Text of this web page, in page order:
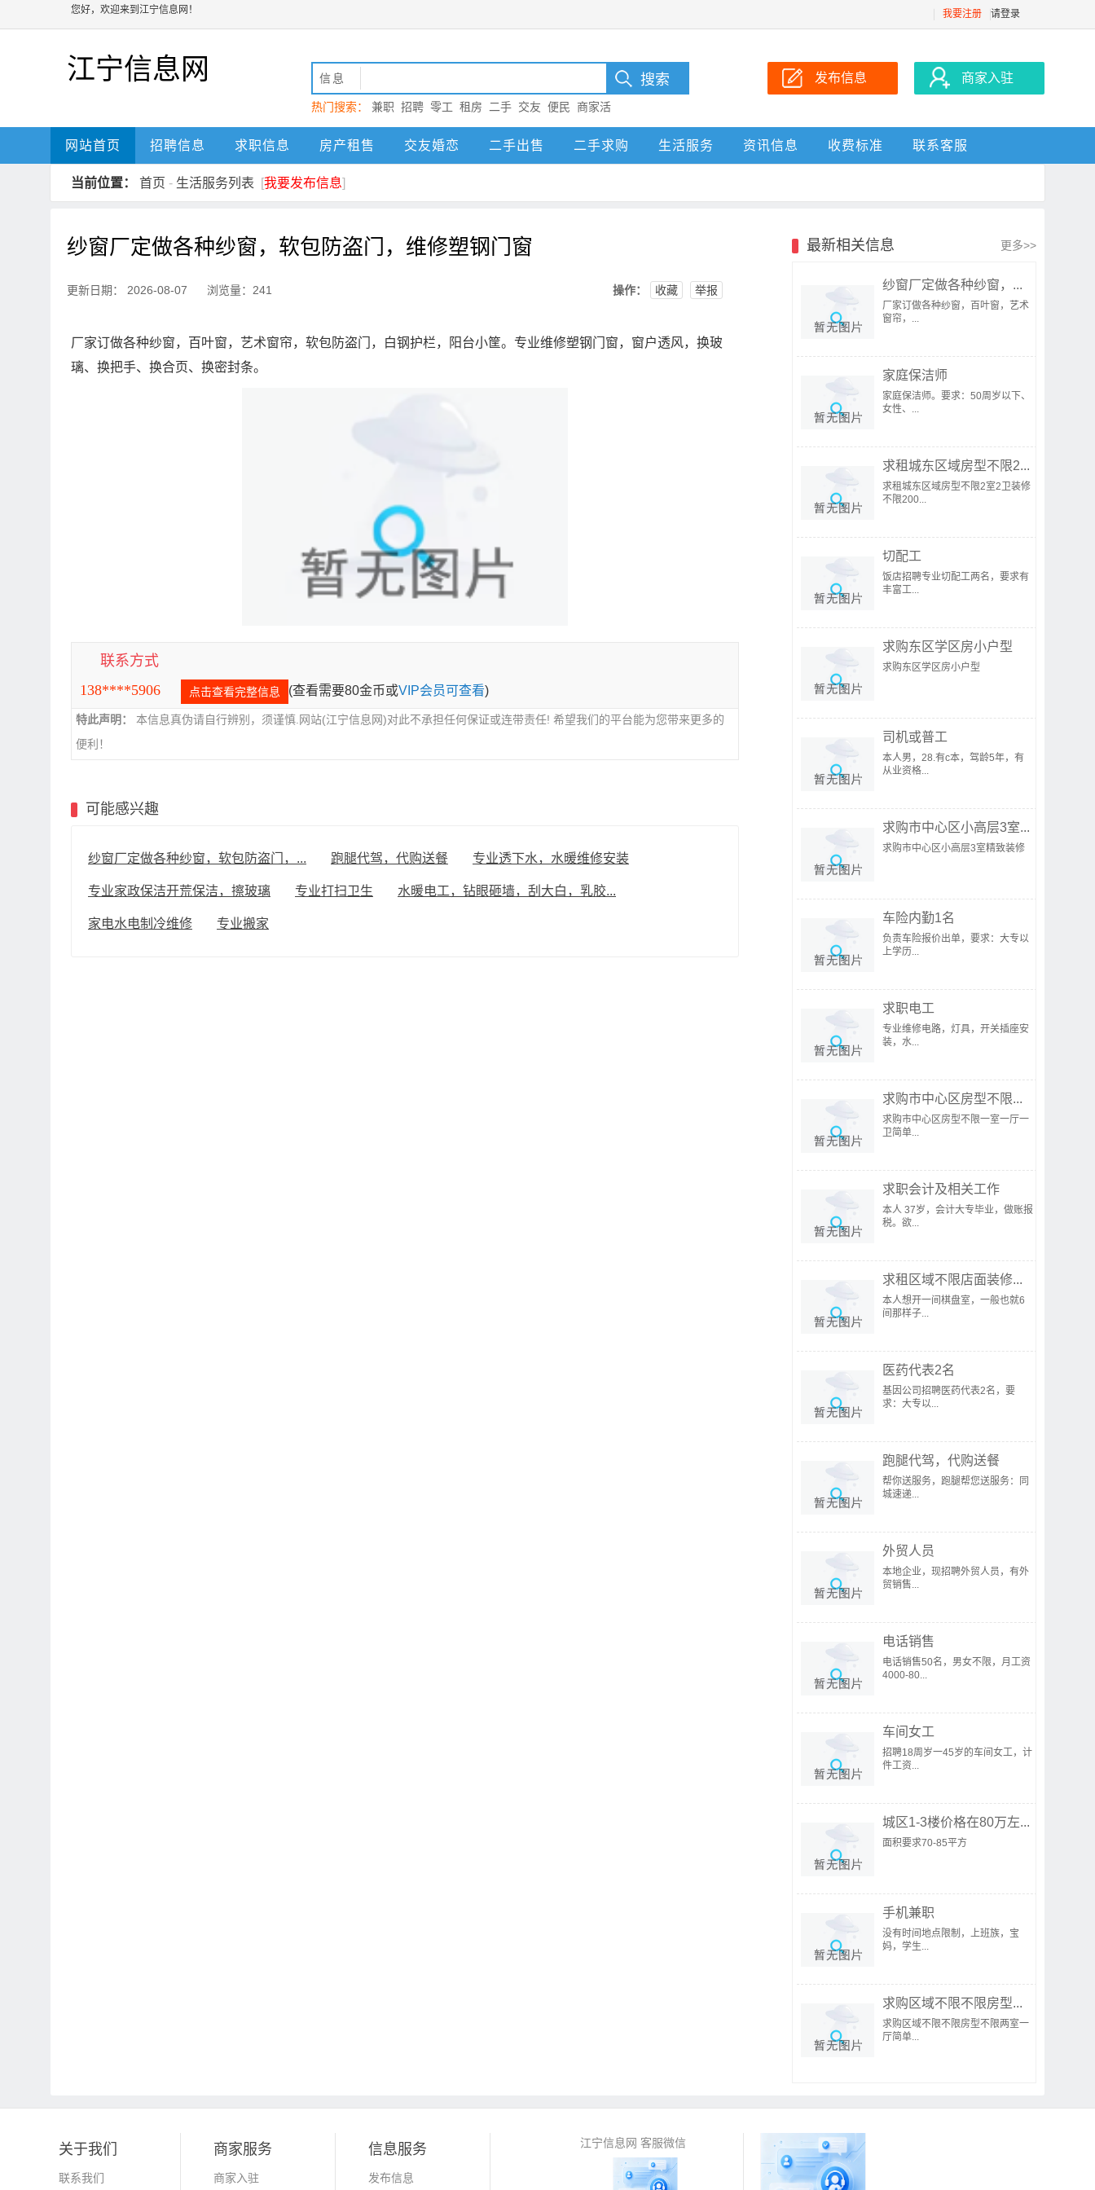
您好，欢迎来到江宁信息网！ 我要注册 请登录
江宁信息网 信息
热门搜索： 兼职 招聘 零工 租房 二手 交友 便民
商家活
动 江宁
发布信息 商家入驻
网站首页 招聘信息 求职信息 房产租售 交友婚恋 二手出售 二手求购 生活服务 资讯信息 收费标准 联系客服
当前位置： 首页 - 生活服务列表 [我要发布信息]
纱窗厂定做各种纱窗，软包防盗门，维修塑钢门窗
更新日期： 2026-08-07 浏览量：241 操作： 收藏 举报
厂家订做各种纱窗，百叶窗，艺术窗帘，软包防盗门，白钢护栏，阳台小筐。专业维修塑钢门窗，窗户透风，换玻
璃、换把手、换合页、换密封条。
联系方式
138****5906
点击查看完整信息 (查看需要80金币或VIP会员可查看)
特此声明：
本信息真伪请自行辨别，须谨慎.网站(江宁信息网)对此不承担任何保证或连带责任! 希望我们的平台能为您带来更多的
便利！
可能感兴趣
纱窗厂定做各种纱窗，软包防盗门，... 跑腿代驾，代购送餐 专业透下水，水暖维修安装
专业家政保洁开荒保洁，擦玻璃 专业打扫卫生 水暖电工，钻眼砸墙，刮大白，乳胶...
家电水电制冷维修 专业搬家
最新相关信息 更多>>
纱窗厂定做各种纱窗，...
厂家订做各种纱窗，百叶窗，艺术
窗帘，...
家庭保洁师
家庭保洁师。要求：50周岁以下、
女性、...
求租城东区域房型不限2...
求租城东区域房型不限2室2卫装修
不限200...
切配工
饭店招聘专业切配工两名，要求有
丰富工...
求购东区学区房小户型
求购东区学区房小户型
司机或普工
本人男，28.有c本，驾龄5年，有
从业资格...
求购市中心区小高层3室...
求购市中心区小高层3室精致装修
车险内勤1名
负责车险报价出单，要求：大专以
上学历...
求职电工
专业维修电路，灯具，开关插座安
装，水...
求购市中心区房型不限...
求购市中心区房型不限一室一厅一
卫简单...
求职会计及相关工作
本人 37岁，会计大专毕业，做账报
税。欲...
求租区域不限店面装修...
本人想开一间棋盘室，一般也就6
间那样子...
医药代表2名
基因公司招聘医药代表2名，要
求：大专以...
跑腿代驾，代购送餐
帮你送服务，跑腿帮您送服务：同
城速递...
外贸人员
本地企业，现招聘外贸人员，有外
贸销售...
电话销售
电话销售50名，男女不限，月工资
4000-80...
车间女工
招聘18周岁一45岁的车间女工，计
件工资...
城区1-3楼价格在80万左...
面积要求70-85平方
手机兼职
没有时间地点限制，上班族，宝
妈，学生...
求购区域不限不限房型...
求购区域不限不限房型不限两室一
厅简单...
关于我们
联系我们
商家服务
商家入驻
信息服务
发布信息
江宁信息网 客服微信